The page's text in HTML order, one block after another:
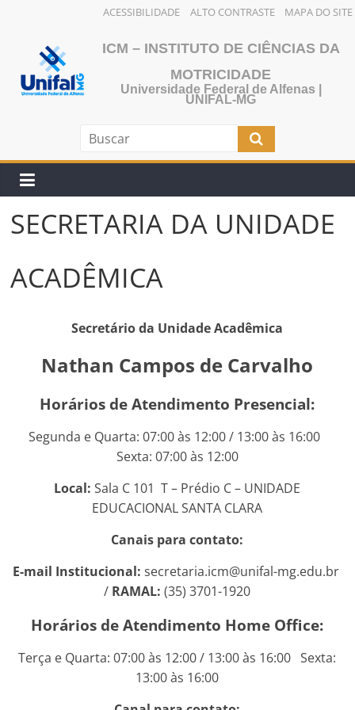
ACESSIBILIDADE ALTO CONTRASTE MAPA DO SITE
ICM – INSTITUTO DE CIÊNCIAS DA
MOTRICIDADE
Universidade Federal de Alfenas |
UNIFAL-MG
SECRETARIA DA UNIDADE
ACADÊMICA
Secretário da Unidade Acadêmica
Nathan Campos de Carvalho
Horários de Atendimento Presencial:
Segunda e Quarta: 07:00 às 12:00 / 13:00 às 16:00
Sexta: 07:00 às 12:00
Local: Sala C 101 T – Prédio C – UNIDADE
EDUCACIONAL SANTA CLARA
Canais para contato:
E-mail Institucional: secretaria.icm@unifal-mg.edu.br
/ RAMAL: (35) 3701-1920
Horários de Atendimento Home Office:
Terça e Quarta: 07:00 às 12:00 / 13:00 às 16:00 Sexta:
13:00 às 16:00